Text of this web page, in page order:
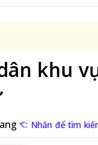
khu
Nhấn để tìm